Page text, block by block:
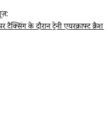
ट्रेनी एयरक्राफ्ट क्रैश (Watch